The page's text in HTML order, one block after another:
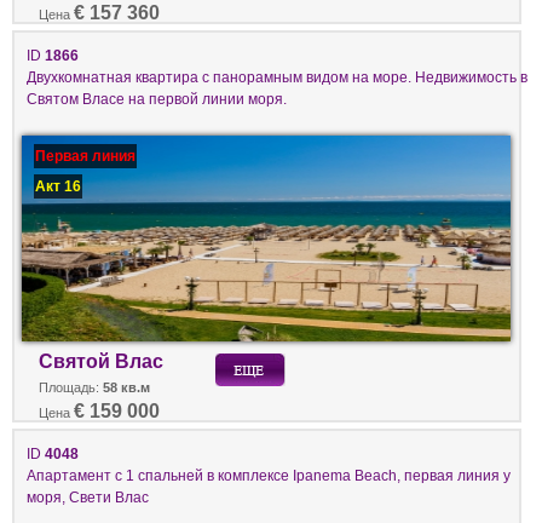
Цена € 157 360
ID 1866
Двухкомнатная квартира с панорамным видом на море. Недвижимость в
Святом Власе на первой линии моря.
Первая линия
Акт 16
Святой Влас
Площадь: 58 кв.м
Цена € 159 000
ID 4048
Апартамент с 1 спальней в комплексе Ipanema Beach, первая линия у
моря, Свети Влас